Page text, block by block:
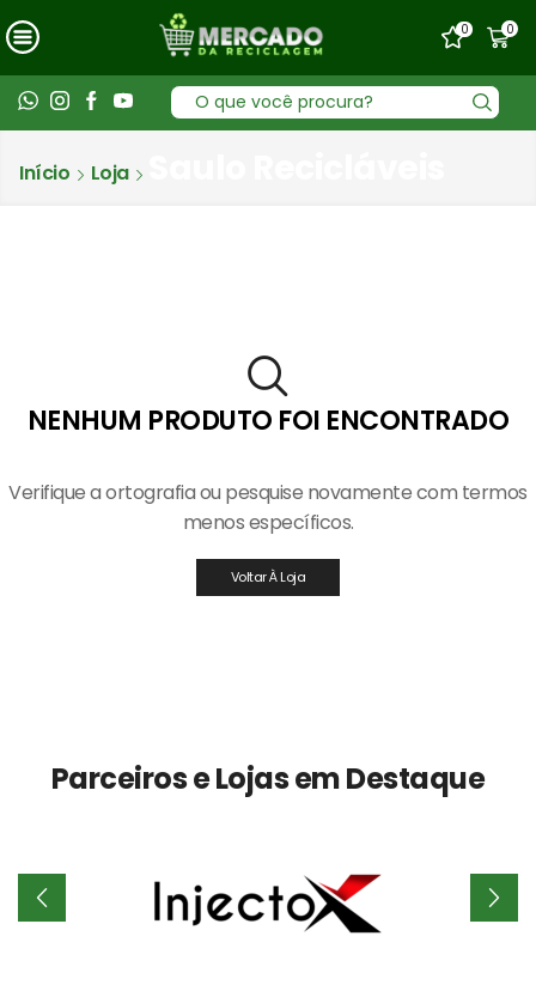
0 0
Entrada
de
Início Loja
NENHUM PRODUTO FOI ENCONTRADO
Verifique a ortografia ou pesquise novamente com termos
menos específicos.
Voltar À Loja
Parceiros e Lojas em Destaque